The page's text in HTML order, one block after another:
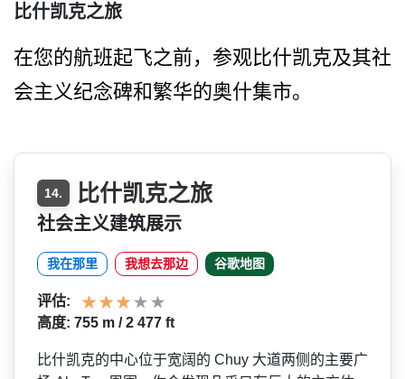
比什凯克之旅
在您的航班起飞之前，参观比­什凯克及其社
会主义纪念碑和繁华的奥什集市。
14. 比什凯克之旅
社会主义建筑展示
我在那里 我想去那边 谷歌地图
评估:
高度: 755 m / 2 477 ft
比什凯克的中心位于宽阔的 Chuy 大道两侧的主要广